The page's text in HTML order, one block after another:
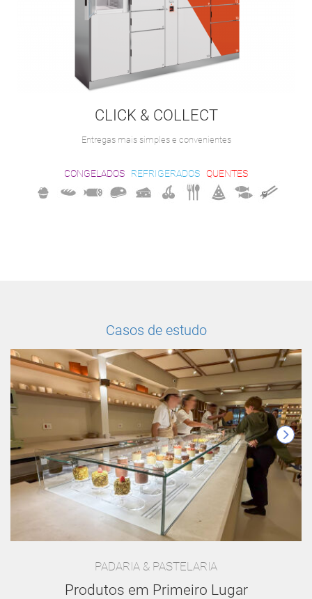
CLICK & COLLECT
Entregas mais simples e convenientes
CONGELADOS REFRIGERADOS QUENTES
Casos de estudo
PADARIA & PASTELARIA
Produtos em Primeiro Lugar